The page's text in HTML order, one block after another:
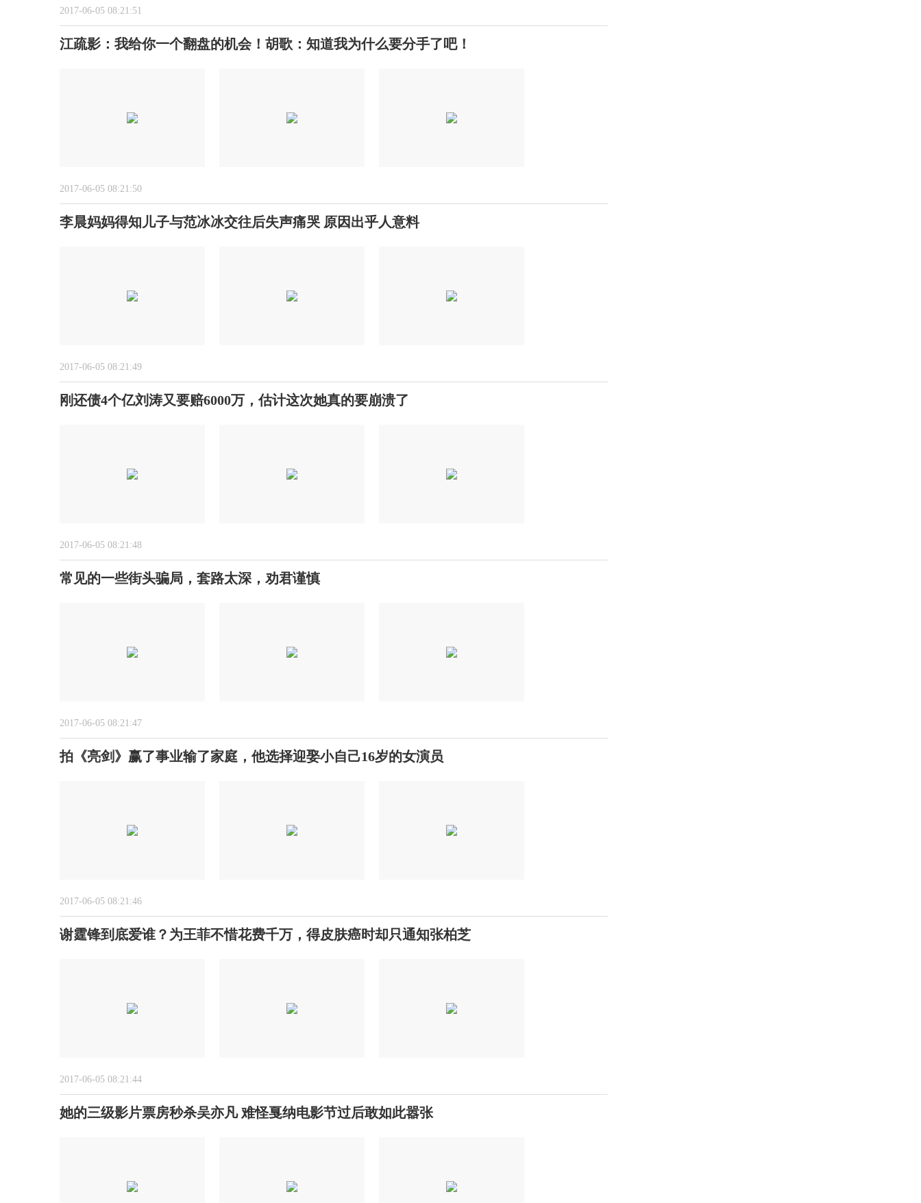
2017-06-05 08:21:51
江疏影：我给你一个翻盘的机会！胡歌：知道我为什么要分手了吧！
2017-06-05 08:21:50
李晨妈妈得知儿子与范冰冰交往后失声痛哭 原因出乎人意料
2017-06-05 08:21:49
刚还债4个亿刘涛又要赔6000万，估计这次她真的要崩溃了
2017-06-05 08:21:48
常见的一些街头骗局，套路太深，劝君谨慎
2017-06-05 08:21:47
拍《亮剑》赢了事业输了家庭，他选择迎娶小自己16岁的女演员
2017-06-05 08:21:46
谢霆锋到底爱谁？为王菲不惜花费千万，得皮肤癌时却只通知张柏芝
2017-06-05 08:21:44
她的三级影片票房秒杀吴亦凡 难怪戛纳电影节过后敢如此嚣张